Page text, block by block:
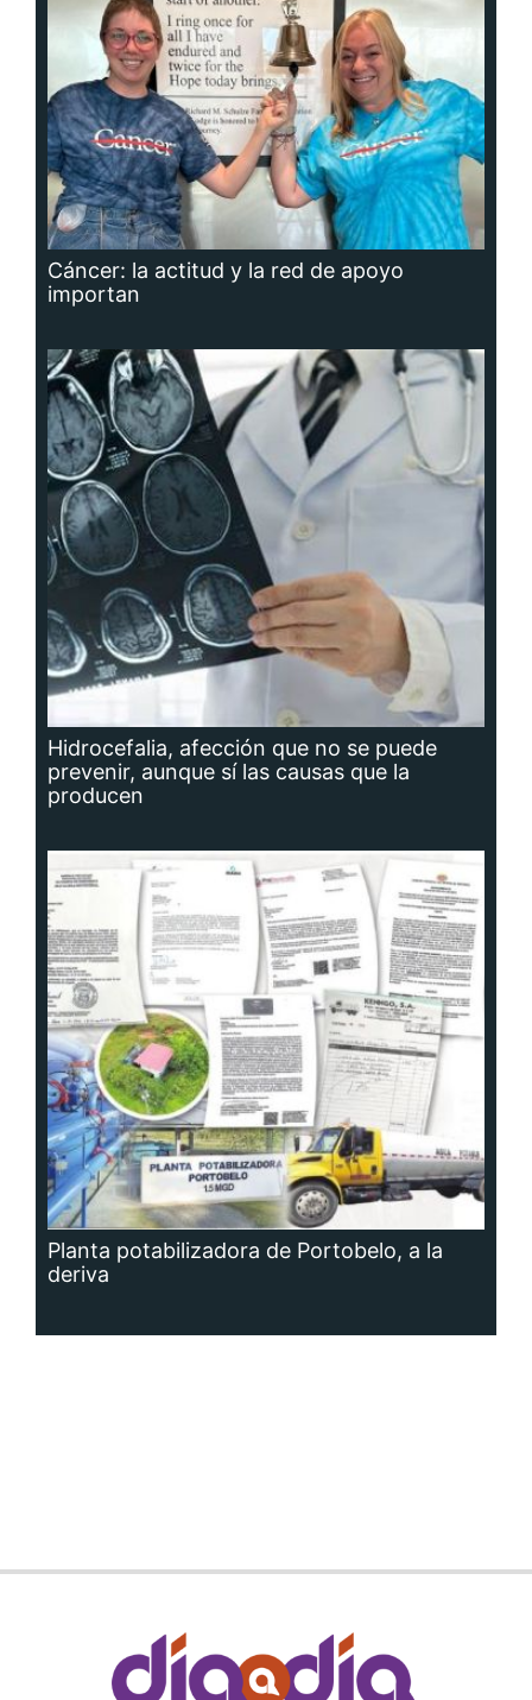
Cáncer: la actitud y la red de apoyo
importan
Hidrocefalia, afección que no se puede
prevenir, aunque sí las causas que la
producen
Planta potabilizadora de Portobelo, a la
deriva